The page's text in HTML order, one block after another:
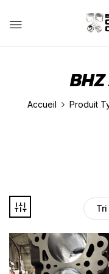
Accueil Produit